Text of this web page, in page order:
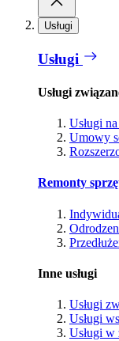
Usługi
Usługi
Usługi
Usługi
Umowy
Remonty
Inne usługi
Usługi
Usługi
Usługi w